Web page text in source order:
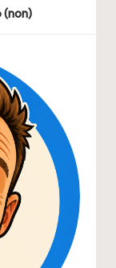
(non)